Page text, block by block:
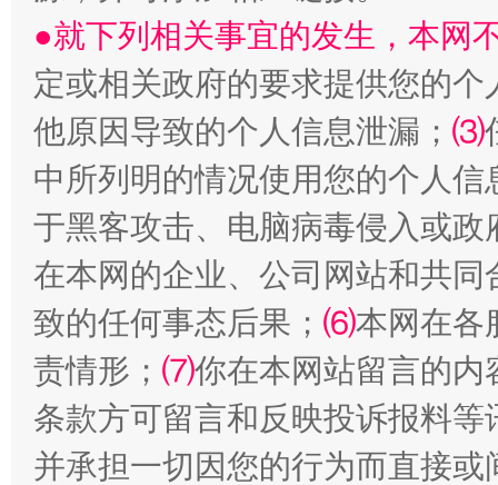
受贿1.44亿！段成刚被判无期 从幼
全民健身五年计划来了！等你上场
●就下列相关事宜的发生，本网
定或相关政府的要求提供您的个
他原因导致的个人信息泄漏； ⑶
中所列明的情况使用您的个人
于黑客攻击、电脑病毒侵入或
在本网的企业、公司网站和共
致的任何事态后果； ⑹本网在各
责情形； ⑺你在本网站留言的内
条款方可留言和反映投诉报料
并承担一切因您的行为而直接